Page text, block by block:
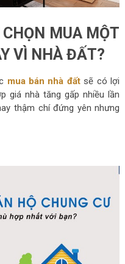
CHỌN MUA MỘT
VÌ NHÀ ĐẤT?
mua bán nhà đấtsẽ có lợi
giá nhà tăng gấp nhiều lần
thậm chí đứng yên nhưng